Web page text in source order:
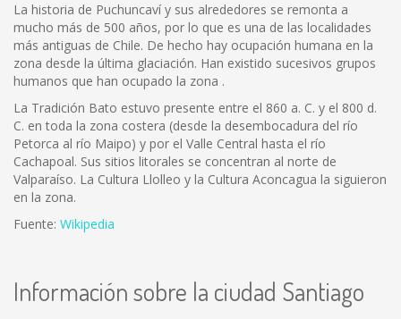
La historia de Puchuncaví y sus alrededores se remonta a
mucho más de 500 años, por lo que es una de las localidades
más antiguas de Chile. De hecho hay ocupación humana en la
zona desde la última glaciación. Han existido sucesivos grupos
humanos que han ocupado la zona .
La Tradición Bato estuvo presente entre el 860 a. C. y el 800 d.
C. en toda la zona costera (desde la desembocadura del río
Petorca al río Maipo) y por el Valle Central hasta el río
Cachapoal. Sus sitios litorales se concentran al norte de
Valparaíso. La Cultura Llolleo y la Cultura Aconcagua la siguieron
en la zona.
Fuente: Wikipedia
Información sobre la ciudad Santiago